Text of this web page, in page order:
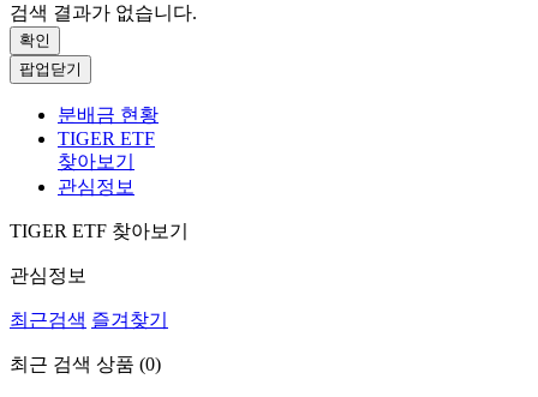
검색 결과가 없습니다.
확인
팝업닫기
분배금 현황
TIGER ETF
찾아보기
관심정보
TIGER ETF 찾아보기
관심정보
최근검색 즐겨찾기
최근 검색 상품 (0)